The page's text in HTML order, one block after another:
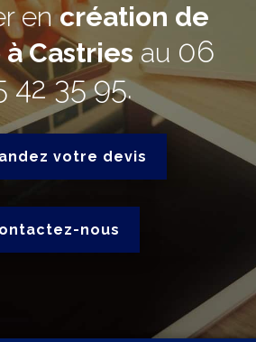
encréation de
Castries au 06
42 35 95.
votre devis
nous